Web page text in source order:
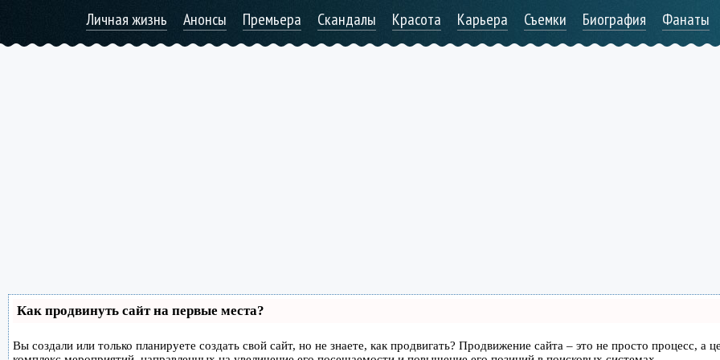
Личная жизнь Анонсы Премьера Скандалы Красота Карьера Съемки Биография Фанаты
Как продвинуть сайт на первые места?
Вы создали или только планируете создать свой сайт, но не знаете, как продвигать? Продвижение сайта – это не просто процесс, а